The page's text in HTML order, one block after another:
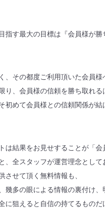
指す最大の目標は『会員様が勝
、その都度ご利用頂いた会員様
り、会員様の信頼を勝ち取れる
初めて会員様との信頼関係が結
は結果をお見せすることが「会
、全スタッフが運営理念として
させて頂く無料情報も、
幾多の眼による情報の裏付け、
に狙えると自信の持てるものだ